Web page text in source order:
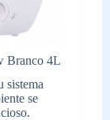
Branco 4L
sistema
se